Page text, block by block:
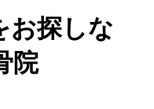
お探しな
院